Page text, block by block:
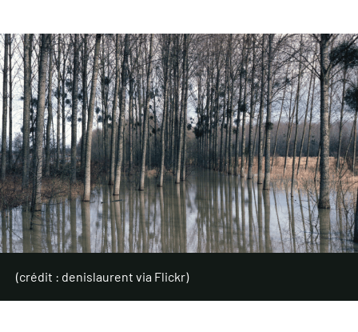
(crédit : denislaurent via Flickr)